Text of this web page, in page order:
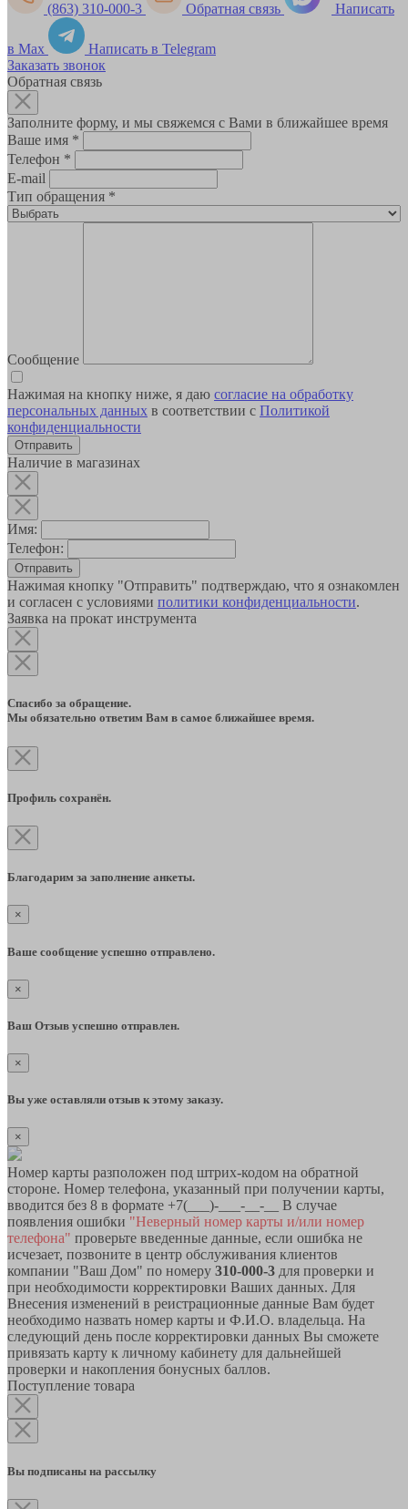
(863) 310-000-3 Обратная связь Написать
в Max
Написать в Telegram
Заказать звонок
Обратная связь
Заполните форму, и мы свяжемся с Вами в ближайшее время
Ваше имя *
Телефон *
E-mail
Тип обращения *
Сообщение
Нажимая на кнопку ниже, я даю согласие на обработку
персональных данных в соответствии с Политикой
конфиденциальности
Наличие в магазинах
Имя:
Телефон:
Отправить
Нажимая кнопку "Отправить" подтверждаю, что я ознакомлен
и согласен с условиями политики конфиденциальности.
Заявка на прокат инструмента
Спасибо за обращение.
Мы обязательно ответим Вам в самое ближайшее время.
Профиль сохранён.
Благодарим за заполнение анкеты.
×
Ваше сообщение успешно отправлено.
×
Ваш Отзыв успешно отправлен.
×
Вы уже оставляли отзыв к этому заказу.
×
Номер карты разположен под штрих-кодом на обратной
стороне. Номер телефона, указанный при получении карты,
вводится без 8 в формате +7(___)-___-__-__ В случае
появления ошибки "Неверный номер карты и/или номер
телефона" проверьте введенные данные, если ошибка не
исчезает, позвоните в центр обслуживания клиентов
компании "Ваш Дом" по номеру 310-000-3 для проверки и
при необходимости корректировки Ваших данных. Для
Внесения изменений в реистрационные данные Вам будет
необходимо назвать номер карты и Ф.И.О. владельца. На
следующий день после корректировки данных Вы сможете
привязать карту к личному кабинету для дальнейшей
проверки и накопления бонусных баллов.
Поступление товара
Вы подписаны на рассылку